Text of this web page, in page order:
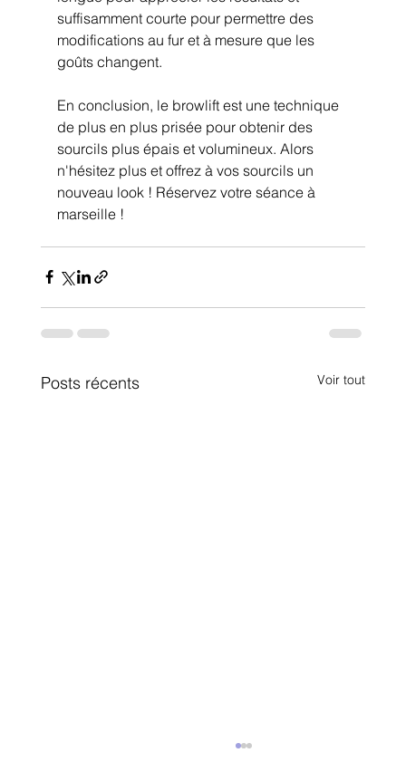
suffisamment courte pour permettre des
modifications au fur et à mesure que les
goûts changent.
En conclusion, le browlift est une technique
de plus en plus prisée pour obtenir des
sourcils plus épais et volumineux. Alors
n'hésitez plus et offrez à vos sourcils un
nouveau look ! Réservez votre séance à
marseille !
Posts récents Voir tout